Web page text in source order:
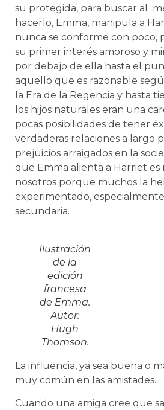
su protegida, para buscar al
hacerlo, Emma, manipula a
nunca se conforme con poco,
su primer interés amoroso y
por debajo de ella hasta el
aquello que es razonable
la Era de la Regencia y hasta
los hijos naturales eran una
pocas posibilidades de tener
verdaderas relaciones a largo
prejuicios arraigados en la
que Emma alienta a Harriet es
nosotros porque muchos la
experimentado,
secundaria.
Ilustración
de la
edición
francesa
de Emma.
Autor:
Hugh
Thomson.
La influencia, ya sea buena o
muy común en las amistades.
Cuando una amiga cree que